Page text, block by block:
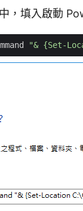
，填入啟動
"& {Set-